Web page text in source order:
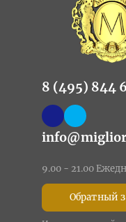
8 (495) 844
9.00 - 21.00
Обратный